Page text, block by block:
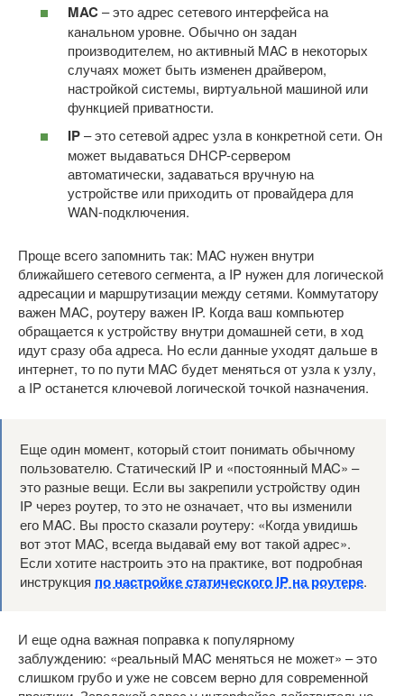
MAC– это адрес сетевого интерфейса на
канальном уровне. Обычно он задан
производителем, но активный MAC в некоторых
случаях может быть изменен драйвером,
настройкой системы, виртуальной машиной или
функцией приватности.
IP– это сетевой адрес узла в конкретной сети. Он
может выдаваться DHCP-сервером
автоматически, задаваться вручную на
устройстве или приходить от провайдера для
WAN-подключения.
Проще всего запомнить так: MAC нужен внутри
ближайшего сетевого сегмента, а IP нужен для логической
адресации и маршрутизации между сетями. Коммутатору
важен MAC, роутеру важен IP. Когда ваш компьютер
обращается к устройству внутри домашней сети, в ход
идут сразу оба адреса. Но если данные уходят дальше в
интернет, то по пути MAC будет меняться от узла к узлу,
а IP останется ключевой логической точкой назначения.
Еще один момент, который стоит понимать обычному
пользователю. Статический IP и «постоянный MAC» –
это разные вещи. Если вы закрепили устройству один
IP через роутер, то это не означает, что вы изменили
его MAC. Вы просто сказали роутеру: «Когда увидишь
вот этот MAC, всегда выдавай ему вот такой адрес».
Если хотите настроить это на практике, вот подробная
инструкция по настройке статического IP на роутере.
И еще одна важная поправка к популярному
заблуждению: «реальный MAC меняться не может» – это
слишком грубо и уже не совсем верно для современной